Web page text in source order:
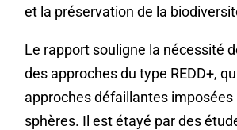
et la préservation de la
Le rapport souligne la nécessité
des approches du type REDD+,
approches défaillantes imposées
sphères. Il est étayé par des